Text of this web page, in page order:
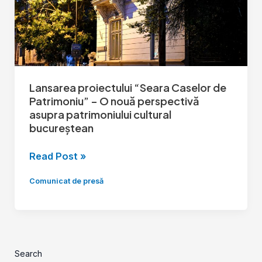
Lansarea proiectului “Seara Caselor de
Patrimoniu” – O nouă perspectivă
asupra patrimoniului cultural
bucureștean
–
O
nouă
perspectivă
patrimoniului
cultural
bucureștean
Read Post »
Comunicat de presă
Search